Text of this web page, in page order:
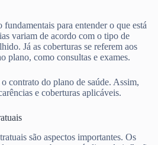
fundamentais para entender o que está
variam de acordo com o tipo de
Já as coberturas se referem aos
plano, como consultas e exames.
contrato do plano de saúde. Assim,
e coberturas aplicáveis.
são aspectos importantes. Os